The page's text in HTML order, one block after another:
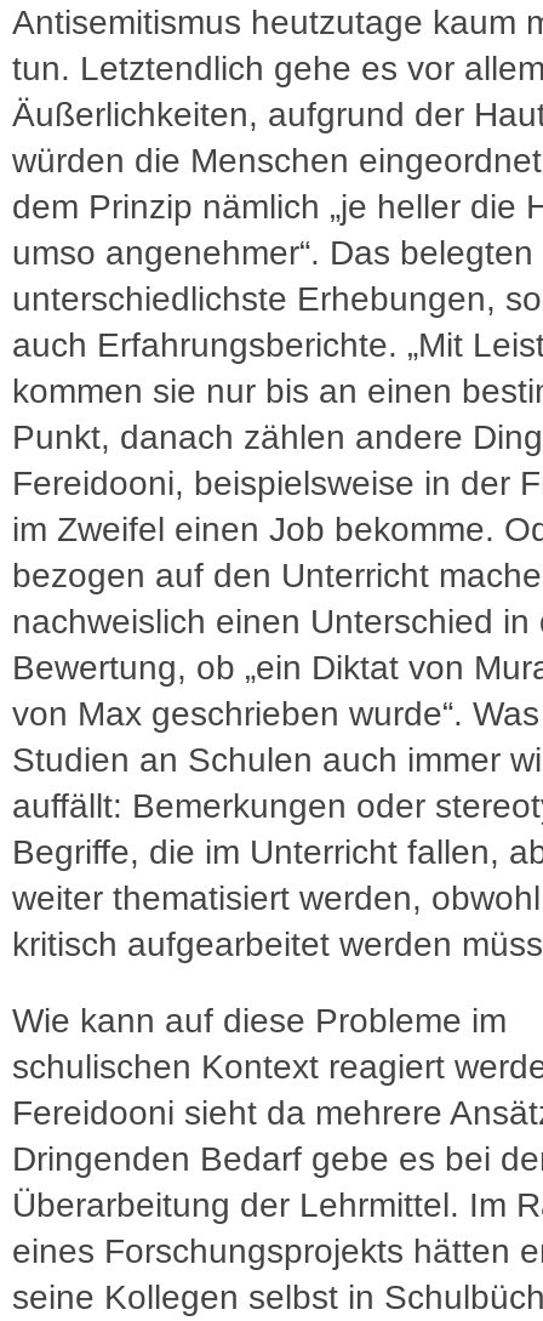
Antisemitismus heutzutage kaum
tun. Letztendlich gehe es vor
Äußerlichkeiten, aufgrund der
würden die Menschen
dem Prinzip nämlich „je heller die
umso angenehmer“. Das
unterschiedlichste Erhebungen,
auch Erfahrungsberichte. „Mit
kommen sie nur bis an einen
Punkt, danach zählen andere
Fereidooni, beispielsweise in der
im Zweifel einen Job bekomme.
bezogen auf den Unterricht
nachweislich einen Unterschied in
Bewertung, ob „ein Diktat von
von Max geschrieben wurde“.
Studien an Schulen auch immer
auffällt: Bemerkungen oder
Begriffe, die im Unterricht fallen,
weiter thematisiert werden,
kritisch aufgearbeitet werden
Wie kann auf diese Probleme im
schulischen Kontext reagiert
Fereidooni sieht da mehrere
Dringenden Bedarf gebe es bei
Überarbeitung der Lehrmittel. Im
eines Forschungsprojekts hätten
seine Kollegen selbst in